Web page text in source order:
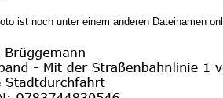
ist noch unter einem anderen Dateinamen